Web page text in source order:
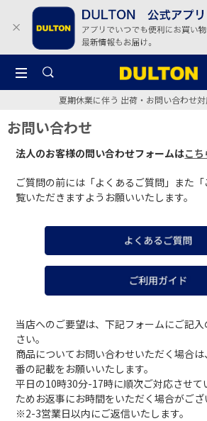
夏期休業に伴う 出荷・お問い合わせ
お問い合わせ
法人のお客様の問い合わせフォームはこち
ご質問の前には「よくあるご質問」また
覧いただきますようお願いいたします。
当店へのご要望は、下記フォームにご記
さい。
商品についてお問い合わせいただく場合
番の記載をお願いいたします。
平日の10時30分-17時に順次ご対応させて
ためお返事にお時間をいただく場合がござ
※2-3営業日以内にご返信いたします。